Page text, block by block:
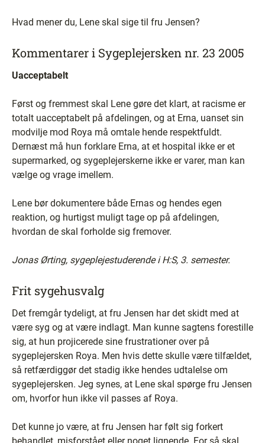
Hvad mener du, Lene skal sige til fru Jensen?
Kommentarer i Sygeplejersken nr. 23 2005
Uacceptabelt
Først og fremmest skal Lene gøre det klart, at racisme er
totalt uacceptabelt på afdelingen, og at Erna, uanset sin
modvilje mod Roya må omtale hende respektfuldt.
Dernæst må hun forklare Erna, at et hospital ikke er et
supermarked, og sygeplejerskerne ikke er varer, man kan
vælge og vrage imellem.
Lene bør dokumentere både Ernas og hendes egen
reaktion, og hurtigst muligt tage op på afdelingen,
hvordan de skal forholde sig fremover.
Jonas Ørting, sygeplejestuderende i H:S, 3. semester.
Frit sygehusvalg
Det fremgår tydeligt, at fru Jensen har det skidt med at
være syg og at være indlagt. Man kunne sagtens forestille
sig, at hun projicerede sine frustrationer over på
sygeplejersken Roya. Men hvis dette skulle være tilfældet,
så retfærdiggør det stadig ikke hendes udtalelse om
sygeplejersken. Jeg synes, at Lene skal spørge fru Jensen
om, hvorfor hun ikke vil passes af Roya.
Det kunne jo være, at fru Jensen har følt sig forkert